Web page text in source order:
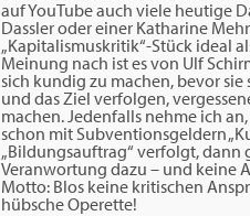
auf YouTube auch viele heutige
Dassler oder einer Katharine
„Kapitalismuskritik“-Stück ideal
Meinung nach ist es von Ulf
sich kundig zu machen, bevor sie
und das Ziel verfolgen,
machen. Jedenfalls nehme ich
schon mit Subventionsgeldern
„Bildungsauftrag“ verfolgt,
Veranwortung dazu – und keine
Motto: Blos keine kritischen
hübsche Operette!